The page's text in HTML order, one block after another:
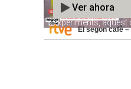
El segon cafè